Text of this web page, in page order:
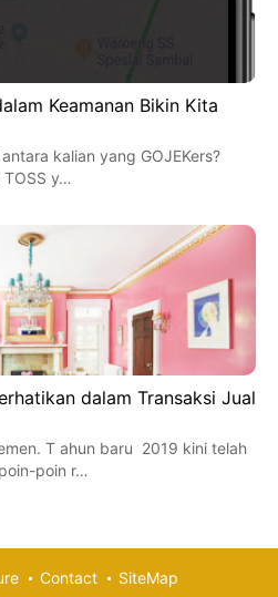
Keamanan Bikin Kita
kalian yang GOJEKers?
TOSS y…
dalam Transaksi Jual
T ahun baru 2019 kini telah
poin r…
Contact SiteMap